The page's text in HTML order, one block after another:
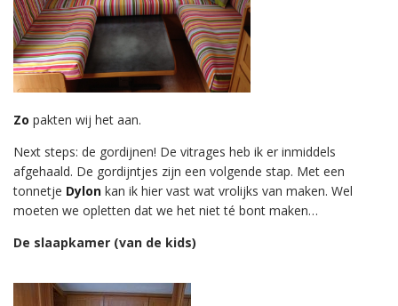
Zo pakten wij het aan.
Next steps: de gordijnen! De vitrages heb ik er inmiddels
afgehaald. De gordijntjes zijn een volgende stap. Met een
tonnetje Dylon kan ik hier vast wat vrolijks van maken. Wel
moeten we opletten dat we het niet té bont maken…
De slaapkamer (van de kids)